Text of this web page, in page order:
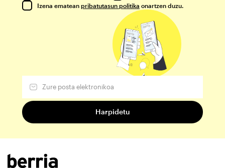
Izena ematean pribatutasun politika onartzen duzu.